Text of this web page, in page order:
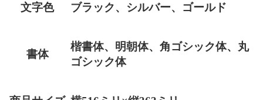
文字色 ブラック、シルバー、ゴールド
書体
楷書体、明朝体、角ゴシック体、丸
ゴシック体